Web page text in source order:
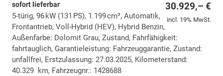
30.929,– €
incl. 19% MwSt.
sofort lieferbar
5-türig, 96 kW (131 PS), 1.199 cm³, Automatik,
Frontantrieb, Voll-Hybrid (HEV), Hybrid Benzin,
Außenfarbe: Dolomit Grau, Zustand, Fahrfähigkeit:
fahrtauglich, Garantieleistung: Fahrzeuggarantie, Zustand:
unfallfrei, Erstzulassung: 27.03.2025, Kilometerstand:
40.329 km, Fahrzeugnr.: 1428688